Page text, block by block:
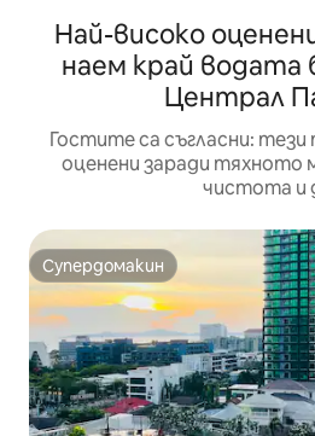
Най-високо
наем край водата
Централ
Гостите са съгласни: тези
оценени заради тяхното
чистота и
Супердомакин
Супердомакин